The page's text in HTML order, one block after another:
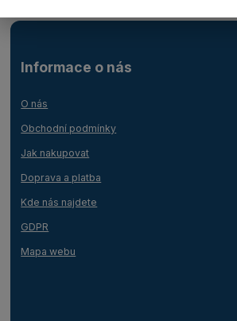
Informace o nás
O nás
Obchodní podmínky
Jak nakupovat
Doprava a platba
Kde nás najdete
GDPR
Mapa webu